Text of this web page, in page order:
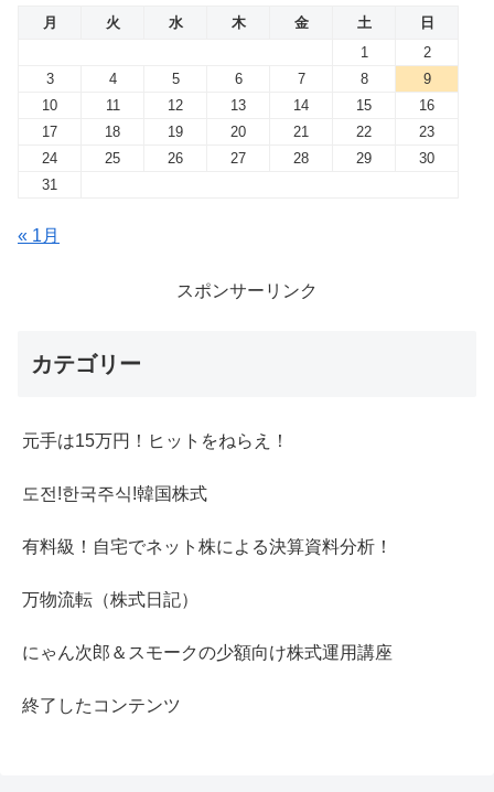
月 火 水 木 金 土
日
1
2
3
4 5 6 7 8
9
10
11 12 13 14 15
16
17
18 19 20 21 22
23
24
25 26 27 28 29
30
31
« 1月
スポンサーリンク
カテゴリー
元手は15万円！ヒットをねらえ！
도전!한국주식!韓国株式
有料級！自宅でネット株による決算資料分析！
万物流転（株式日記）
にゃん次郎＆スモークの少額向け株式運用講座
終了したコンテンツ